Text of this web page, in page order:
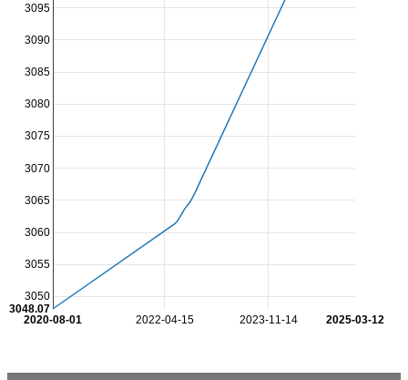
2022-04-15 2023-11-14
2020-08-01 2025-03-12
3050
3055
3060
3065
3070
3075
3080
3085
3090
3095
3048.07